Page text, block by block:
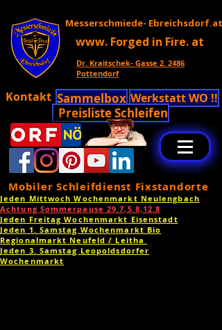
Messerschmiede- Ebreichsdorf.at
www. Forged in Fire. at
Dr. Kraitschek- Gasse 2. 2486
Pottendorf
Kontakt Sammelbox Werkstatt WO !!
Preisliste Schleifen
Mobiler Schleifdienst Fixstandorte
Jeden Mittwoch Wochenmarkt Neulengbach
Achtung Sommerpause 29.7,5.8,12.8
Jeden Freitag Wochenmarkt Eisenstadt
Jeden 1. Samstag Wochenmarkt Bio
Regionalmarkt Neufeld / Leitha
Jeden 3. Samstag Leopoldsdorfer
Wochenmarkt